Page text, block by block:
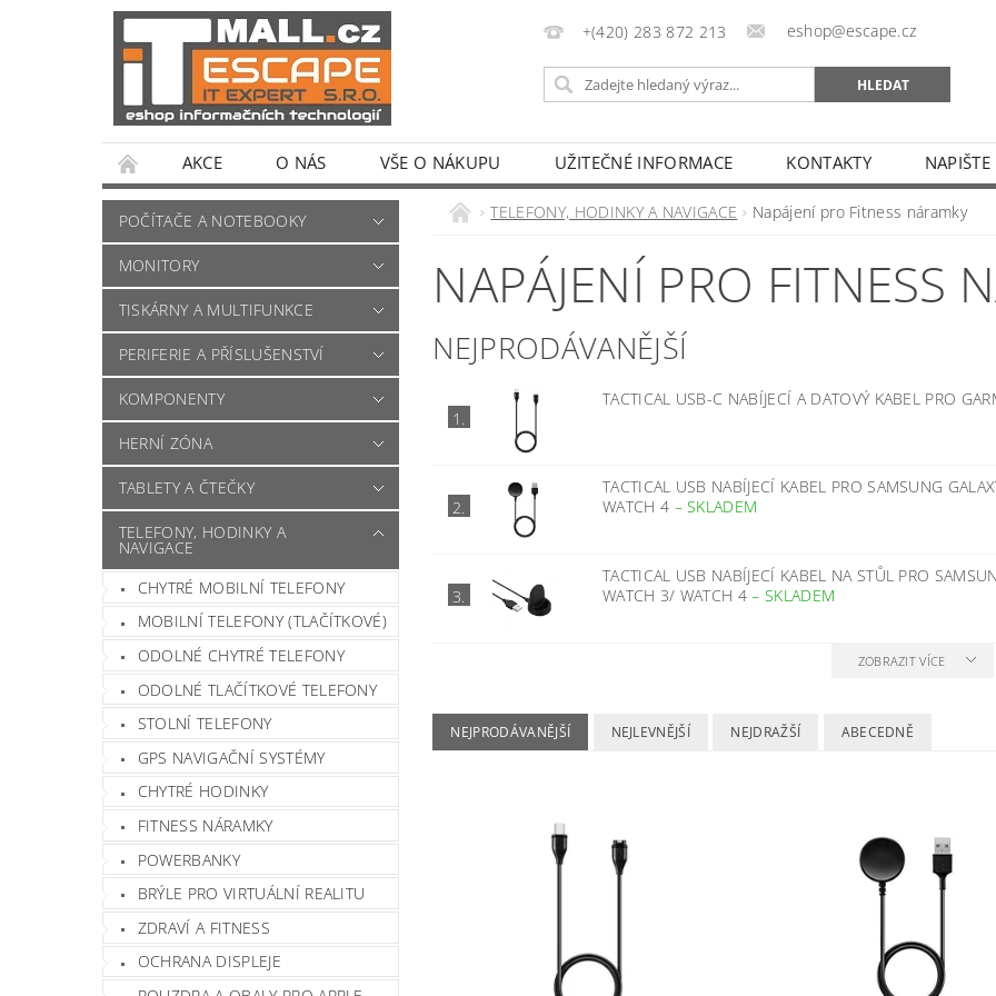
+(420) 283 872 213 eshop@escape.cz
AKCE O NÁS VŠE O NÁKUPU UŽITEČNÉ INFORMACE KONTAKTY
POČÍTAČE A NOTEBOOKY
MONITORY
TISKÁRNY A MULTIFUNKCE
PERIFERIE A PŘÍSLUŠENSTVÍ
KOMPONENTY
HERNÍ ZÓNA
TABLETY A ČTEČKY
TELEFONY, HODINKY A
NAVIGACE
CHYTRÉ MOBILNÍ TELEFONY
MOBILNÍ TELEFONY (TLAČÍTKOVÉ)
ODOLNÉ CHYTRÉ TELEFONY
ODOLNÉ TLAČÍTKOVÉ TELEFONY
STOLNÍ TELEFONY
GPS NAVIGAČNÍ SYSTÉMY
CHYTRÉ HODINKY
FITNESS NÁRAMKY
POWERBANKY
BRÝLE PRO VIRTUÁLNÍ REALITU
ZDRAVÍ A FITNESS
OCHRANA DISPLEJE
TELEFONY, HODINKY A NAVIGACE Napájení pro Fitness náramky
NAPÁJENÍ PRO FITNESS
NEJPRODÁVANĚJŠÍ
1.
TACTICAL USB-C NABÍJECÍ A DATOVÝ KABEL PRO
2.
TACTICAL USB NABÍJECÍ KABEL PRO SAMSUNG
WATCH 4 –SKLADEM
3.
TACTICAL USB NABÍJECÍ KABEL NA STŮL PRO
WATCH 3/ WATCH 4–SKLADEM
ZOBRAZIT VÍCE
NEJPRODÁVANĚJŠÍ NEJLEVNĚJŠÍ NEJDRAŽŠÍ ABECEDNĚ